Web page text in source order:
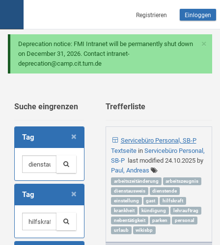
Registrieren Einloggen
×
Deprecation notice: FMI Intranet will be permanently shut down
on December 31, 2026. Contact intranet-
deprecation@camp.cit.tum.de
Suche eingrenzen
×
Tag
×
Tag
Trefferliste
Servicebüro Personal, SB-P
Textseite in Servicebüro Personal,
SB-Plast modified 24.10.2025by
Paul, Andreas
arbeitszeitänderung
arbeitszeugnis
dienstausweis
dienstende
einstellung
gast
hilfskraft
krankheit
kündigung
lehrauftrag
nebentätigkeit
parken
personal
urlaub
wikisbp